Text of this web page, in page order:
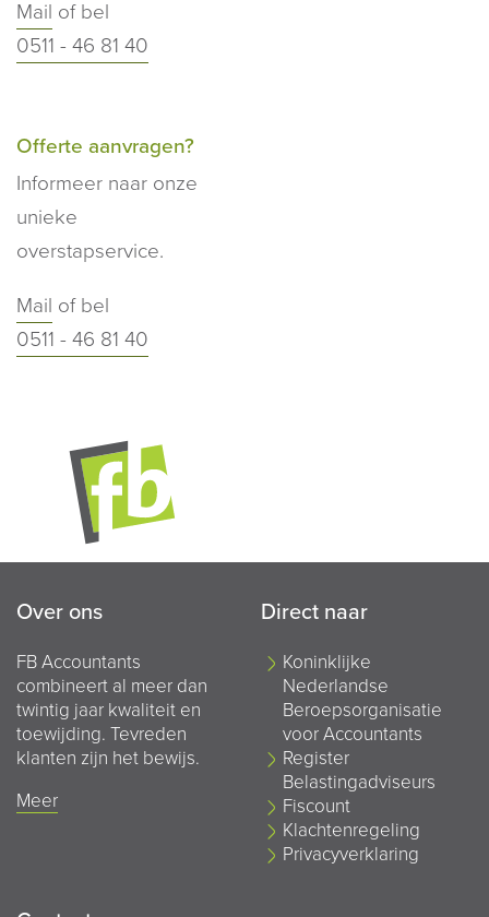
Mail of bel
0511 - 46 81 40
Offerte aanvragen?
Informeer naar onze
unieke
overstapservice.
Mail of bel
0511 - 46 81 40
Over ons
FB Accountants
combineert al meer dan
twintig jaar kwaliteit en
toewijding. Tevreden
klanten zijn het bewijs.
Meer
Direct naar
Koninklijke
Nederlandse
Beroepsorganisatie
voor Accountants
Register
Belastingadviseurs
Fiscount
Klachtenregeling
Privacyverklaring